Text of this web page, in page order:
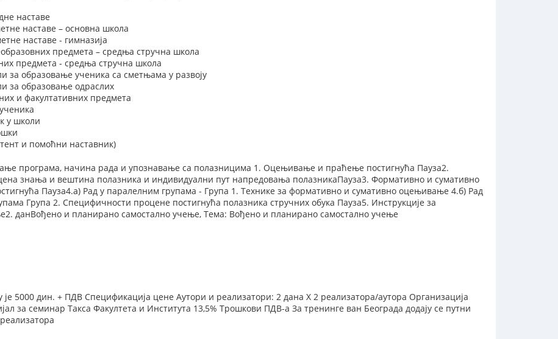
наставе
наставе – основна школа
наставе - гимназија
предмета – средња стручна школа
предмета - средња стручна школа
за образовање ученика са сметњама у развоју
за образовање одраслих
и факултативних предмета
у школи
и помоћни наставник)
програма, начина рада и упознавање са полазницима 1. Оцењивање и праћење постигнућа Пауза2.
знања и вештина полазника и индивидуални пут напредовања полазникаПауза3. Формативно и сумативно
Пауза4.a) Рад у паралелним групама - Група 1. Технике за формативно и сумативно оцењивање 4.б) Рад
Група 2. Специфичности процене постигнућа полазника стручних обука Пауза5. Инструкције за
данВођено и планирано самостално учење, Тема: Вођено и планирано самостално учење
је 5000 дин. + ПДВ Спецификација цене Аутори и реализатори: 2 дана X 2 реализатора/аутора Организација
за семинар Такса Факултета и Института 13,5% Трошкови ПДВ-а За тренинге ван Београда додају се путни